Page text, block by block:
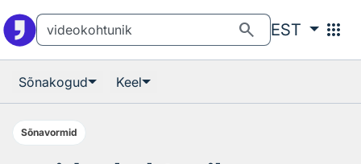
search EST apps
Sõnakogud Keel
Sõnavormid